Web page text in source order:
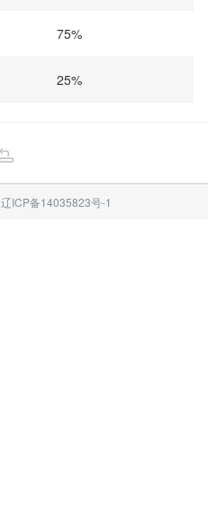
75%
25%
辽ICP备14035823号-1